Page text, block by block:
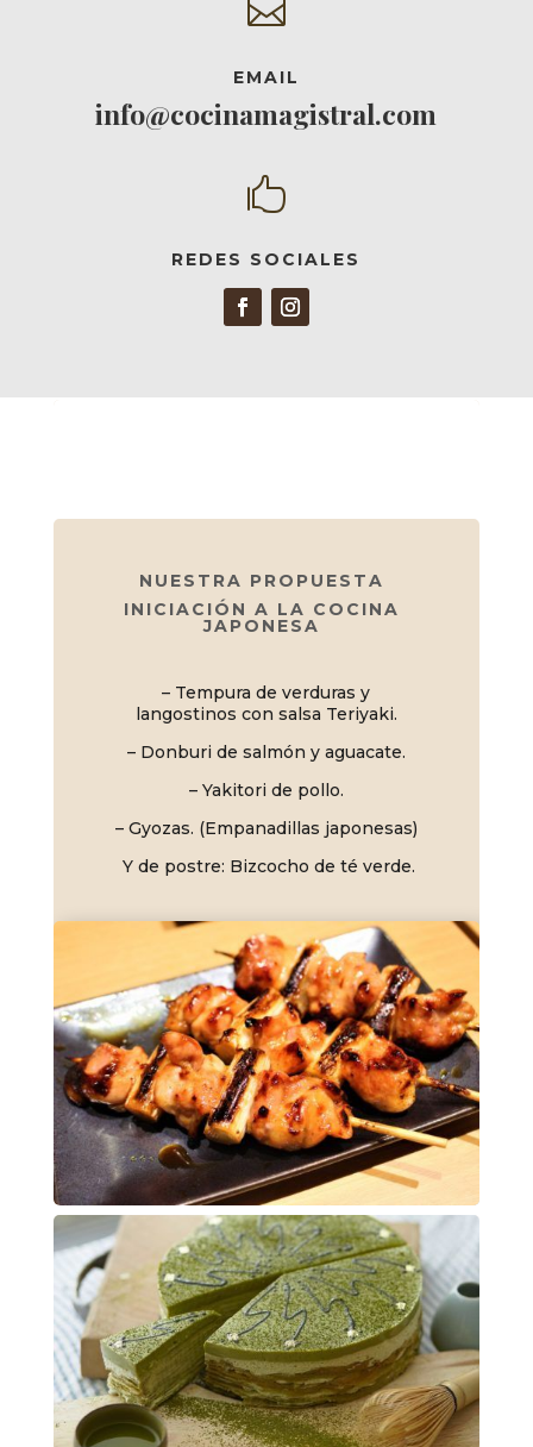

EMAIL
info@cocinamagistral.com

REDES SOCIALES
NUESTRA PROPUESTA
INICIACIÓN A LA COCINA
JAPONESA
– Tempura de verduras y
langostinos con salsa Teriyaki.
– Donburi de salmón y aguacate.
– Yakitori de pollo.
– Gyozas. (Empanadillas japonesas)
Y de postre: Bizcocho de té verde.